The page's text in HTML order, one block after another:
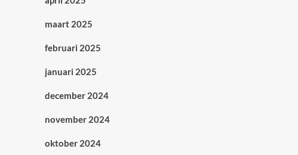
maart 2025
februari 2025
januari 2025
december 2024
november 2024
oktober 2024